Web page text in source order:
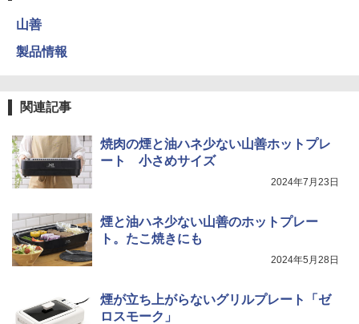
山善
製品情報
関連記事
焼肉の煙と油ハネ少ない山善ホットプレ
ート 小さめサイズ
2024年7月23日
煙と油ハネ少ない山善のホットプレー
ト。たこ焼きにも
2024年5月28日
煙が立ち上がらないグリルプレート「ゼ
ロスモーク」